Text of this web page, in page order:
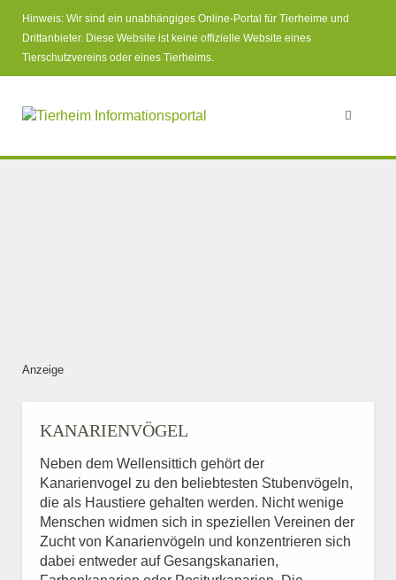
Hinweis: Wir sind ein unabhängiges Online-Portal für Tierheime und
Drittanbieter. Diese Website ist keine offizielle Website eines
Tierschutzvereins oder eines Tierheims.
Anzeige
KANARIENVÖGEL
Neben dem Wellensittich gehört der
Kanarienvogel zu den beliebtesten Stubenvögeln,
die als Haustiere gehalten werden. Nicht wenige
Menschen widmen sich in speziellen Vereinen der
Zucht von Kanarienvögeln und konzentrieren sich
dabei entweder auf Gesangskanarien,